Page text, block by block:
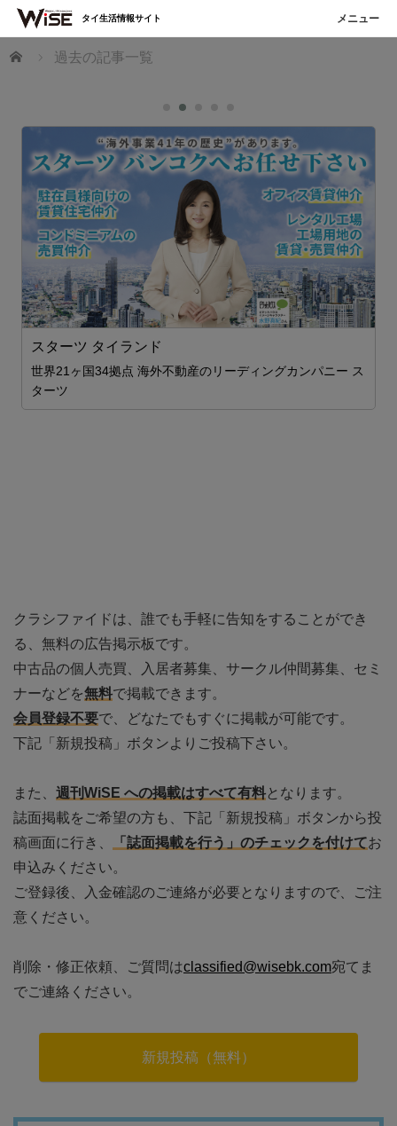
ホーム 過去の記事一覧
スターツ タイランド
世界21ヶ国34拠点 海外不動産のリーディングカンパニー ス
ターツ
クラシファイドは、誰でも手軽に告知をすることができ
る、無料の広告掲示板です。
中古品の個人売買、入居者募集、サークル仲間募集、セミ
ナーなどを無料で掲載できます。
会員登録不要で、どなたでもすぐに掲載が可能です。
下記「新規投稿」ボタンよりご投稿下さい。
また、 週刊WiSE への掲載はすべて有料となります。
誌面掲載をご希望の方も、下記「新規投稿」ボタンから投
稿画面に行き、
「誌面掲載を行う」のチェックを付けてお
申込みください。
ご登録後、入金確認のご連絡が必要となりますので、ご注
意ください。
削除・修正依頼、ご質問はclassified@wisebk.com宛てま
でご連絡ください。
新規投稿（無料）
タイ生活情報サイト